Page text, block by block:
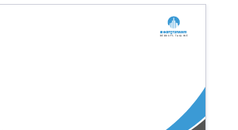
Bedrijfsnaam
Bedrijfs tagline